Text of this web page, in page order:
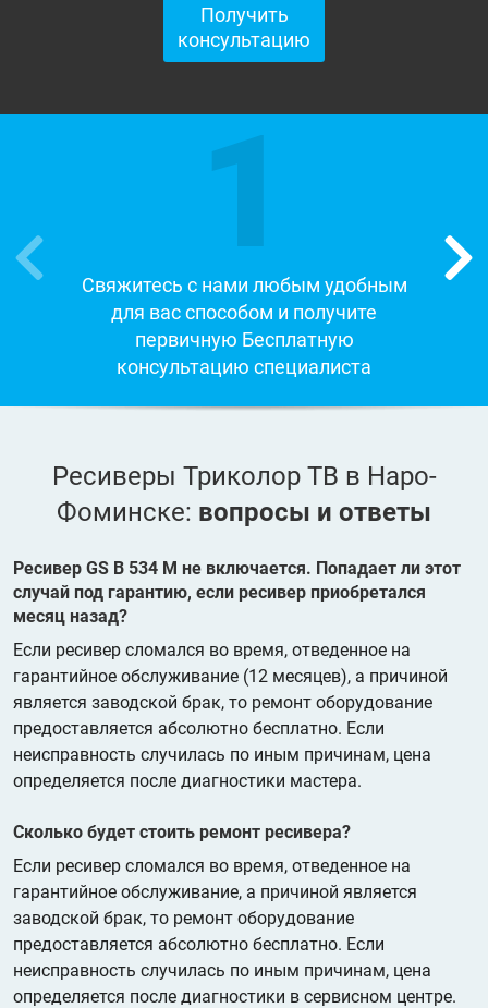
Получить
консультацию
1
Свяжитесь с нами любым удобным
для вас способом и получите
первичную Бесплатную
консультацию специалиста
Ресиверы Триколор ТВ в Наро-
Фоминске: вопросы и ответы
Ресивер GS B 534 M не включается. Попадает ли этот
случай под гарантию, если ресивер приобретался
месяц назад?
Если ресивер сломался во время, отведенное на
гарантийное обслуживание (12 месяцев), а причиной
является заводской брак, то ремонт оборудование
предоставляется абсолютно бесплатно. Если
неисправность случилась по иным причинам, цена
определяется после диагностики мастера.
Сколько будет стоить ремонт ресивера?
Если ресивер сломался во время, отведенное на
гарантийное обслуживание, а причиной является
заводской брак, то ремонт оборудование
предоставляется абсолютно бесплатно. Если
неисправность случилась по иным причинам, цена
определяется после диагностики в сервисном центре.